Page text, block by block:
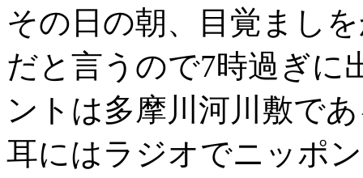
その日の朝、目覚まし
だと言うので7時過ぎに
ントは多摩川河川敷で
耳にはラジオでニッポ